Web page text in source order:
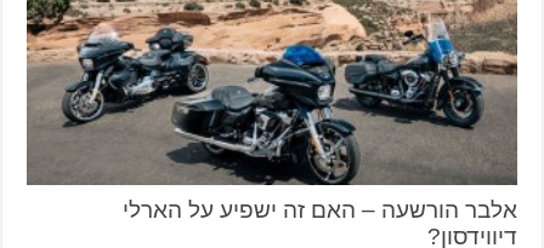
אלבר הורשעה – האם זה ישפיע על הארלי
דיווידסון?